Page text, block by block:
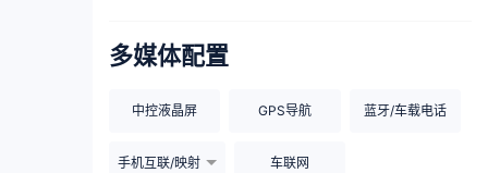
多媒体配置
中控液晶屏 GPS导航 蓝牙/车载电话
手机互联/映射 车联网